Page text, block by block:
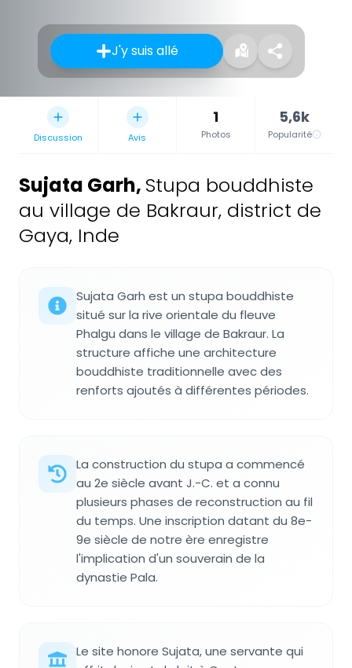
J'y suis allé
Discussion Avis
1
Photos
5,6k
Popularité
Sujata Garh, Stupa bouddhiste
au village de Bakraur, district de
Gaya, Inde
Sujata Garh est un stupa bouddhiste
situé sur la rive orientale du fleuve
Phalgu dans le village de Bakraur. La
structure affiche une architecture
bouddhiste traditionnelle avec des
renforts ajoutés à différentes périodes.
La construction du stupa a commencé
au 2e siècle avant J.-C. et a connu
plusieurs phases de reconstruction au fil
du temps. Une inscription datant du 8e-
9e siècle de notre ère enregistre
l'implication d'un souverain de la
dynastie Pala.
Le site honore Sujata, une servante qui